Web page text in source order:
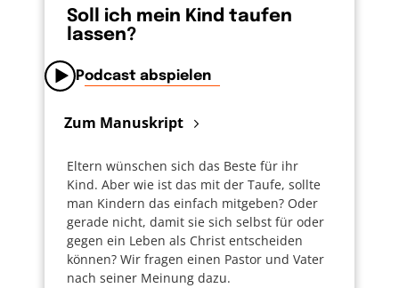
Soll ich mein Kind taufen
lassen?
Podcast abspielen
Zum Manuskript
Eltern wünschen sich das Beste für ihr
Kind. Aber wie ist das mit der Taufe, sollte
man Kindern das einfach mitgeben? Oder
gerade nicht, damit sie sich selbst für oder
gegen ein Leben als Christ entscheiden
können? Wir fragen einen Pastor und Vater
nach seiner Meinung dazu.